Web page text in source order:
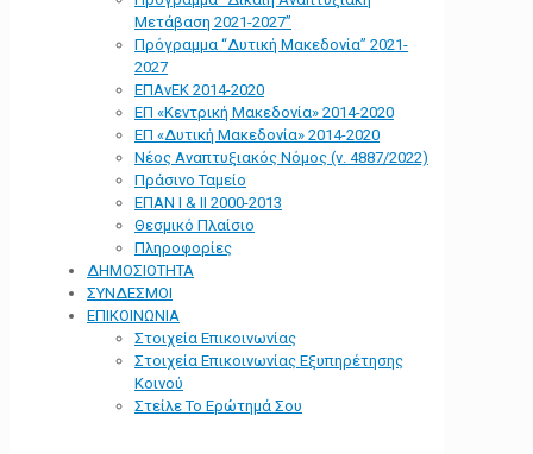
Μετάβαση 2021-2027”
Πρόγραμμα “Δυτική Μακεδονία” 2021-
2027
ΕΠΑνΕΚ 2014-2020
ΕΠ «Kεντρική Μακεδονία» 2014-2020
ΕΠ «Δυτική Μακεδονία» 2014-2020
Νέος Αναπτυξιακός Νόμος (ν. 4887/2022)
Πράσινο Ταμείο
ΕΠΑΝ Ι & ΙΙ 2000-2013
Θεσμικό Πλαίσιο
Πληροφορίες
ΔΗΜΟΣΙΟΤΗΤΑ
ΣΥΝΔΕΣΜΟΙ
ΕΠΙΚΟΙΝΩΝΙΑ
Στοιχεία Επικοινωνίας
Στοιχεία Επικοινωνίας Εξυπηρέτησης
Κοινού
Στείλε Το Ερώτημά Σου